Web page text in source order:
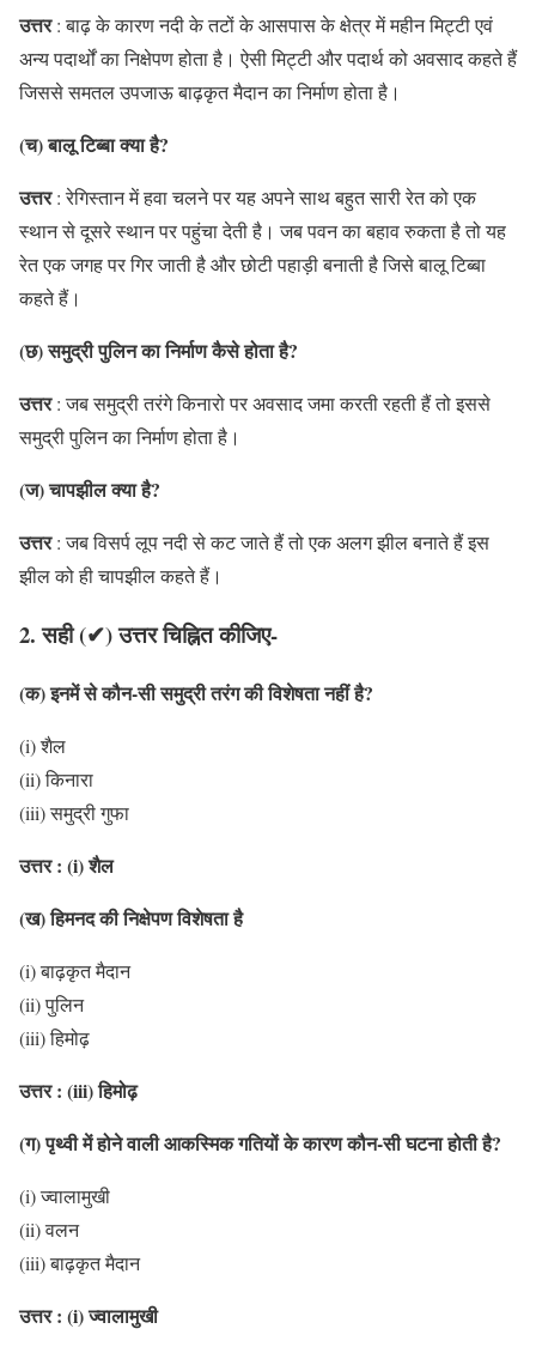
उत्तर: बाढ़ के कारण नदी के तटों के आसपास के क्षेत्र में महीन मिट्टी एवं
अन्य पदार्थों का निक्षेपण होता है। ऐसी मिट्टी और पदार्थ को अवसाद कहते हैं
जिससे समतल उपजाऊ बाढ़कृत मैदान का निर्माण होता है।
(च) बालू टिब्बा क्या है?
उत्तर: रेगिस्तान में हवा चलने पर यह अपने साथ बहुत सारी रेत को एक
स्थान से दूसरे स्थान पर पहुंचा देती है। जब पवन का बहाव रुकता है तो यह
रेत एक जगह पर गिर जाती है और छोटी पहाड़ी बनाती है जिसे बालू टिब्बा
कहते हैं।
(छ) समुद्री पुलिन का निर्माण कैसे होता है?
उत्तर: जब समुद्री तरंगे किनारो पर अवसाद जमा करती रहती हैं तो इससे
समुद्री पुलिन का निर्माण होता है।
(ज) चापझील क्या है?
उत्तर: जब विसर्प लूप नदी से कट जाते हैं तो एक अलग झील बनाते हैं इस
झील को ही चापझील कहते हैं।
2. सही (✔) उत्तर चिह्नित कीजिए-
(क) इनमें से कौन-सी समुद्री तरंग की विशेषता नहीं है?
(i) शैल
(ii) किनारा
(iii) समुद्री गुफा
उत्तर : (i) शैल
(ख) हिमनद की निक्षेपण विशेषता है
(i) बाढ़कृत मैदान
(ii) पुलिन
(iii) हिमोढ़
उत्तर : (iii) हिमोढ़
(ग) पृथ्वी में होने वाली आकस्मिक गतियों के कारण कौन-सी घटना होती है?
(i) ज्वालामुखी
(ii) वलन
(iii) बाढ़कृत मैदान
उत्तर : (i) ज्वालामुखी